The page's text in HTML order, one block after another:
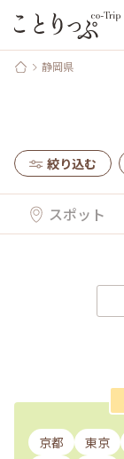
静岡県
絞り込む
スポット
京都 東京